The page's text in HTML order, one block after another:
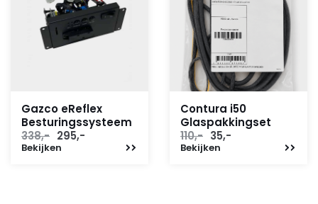
Gazco eReflex
Besturingssysteem
338,- Oorspronkelijke
prijs
295,-
Bekijken
Contura i50
Glaspakkingset
110,- Oorspronkelijke
prijs
35,-
Bekijken